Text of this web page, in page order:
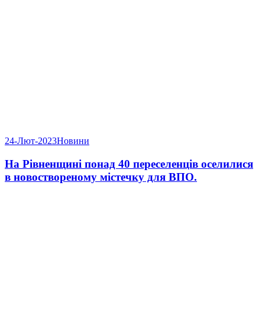
24-Лют-2023Новини
На Рівненщині понад 40 переселенців оселилися
в новоствореному містечку для ВПО.